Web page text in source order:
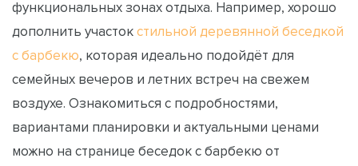
функциональных зонах отдыха. Например, хорошо
дополнить участок стильной деревянной беседкой
с барбекю, которая идеально подойдёт для
семейных вечеров и летних встреч на свежем
воздухе. Ознакомиться с подробностями,
вариантами планировки и актуальными ценами
можно на странице беседок с барбекю от